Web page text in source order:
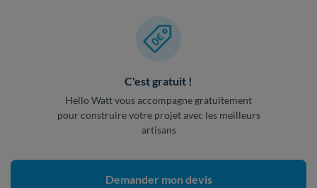
C'est gratuit !
Hello Watt vous accompagne gratuitement
pour construire votre projet avec les meilleurs
artisans
Demander mon devis